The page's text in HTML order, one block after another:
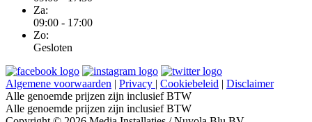
Za:
09:00 - 17:00
Zo:
Gesloten
Algemene voorwaarden | Privacy | Cookiebeleid | Disclaimer
Alle genoemde prijzen zijn inclusief BTW
Alle genoemde prijzen zijn inclusief BTW